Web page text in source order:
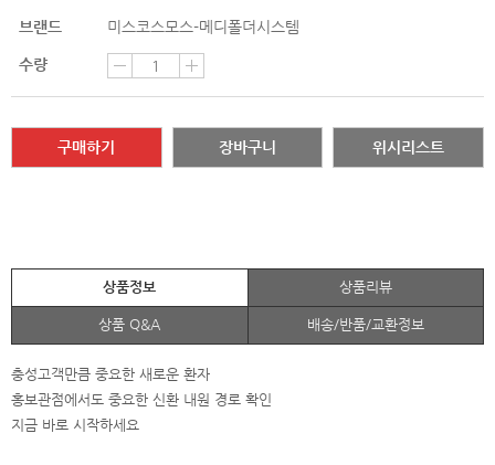
브랜드 미스코스모스-메디폴더시스템
수량
구매하기 장바구니 위시리스트
상품정보 상품리뷰
상품 Q&A 배송/반품/교환정보
충성고객만큼 중요한 새로운 환자
홍보관점에서도 중요한 신환 내원 경로 확인
지금 바로 시작하세요